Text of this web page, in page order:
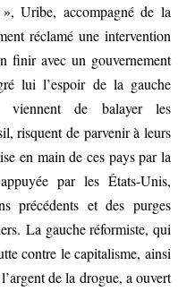
Uribe, accompagné de la
réclamé une intervention
finir avec un gouvernement
lui l’espoir de la gauche
de balayer les
risquent de parvenir à leurs
en main de ces pays par la
par les États-Unis,
précédents et des purges
La gauche réformiste, qui
contre le capitalisme, ainsi
de la drogue, a ouvert